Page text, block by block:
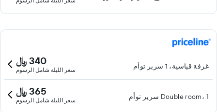
غرفة قياسية، 1 سرير توأم 340 ﷼
سعر الليلة شامل الرسوم
Double room، 1 سرير توأم 365 ﷼
سعر الليلة شامل الرسوم